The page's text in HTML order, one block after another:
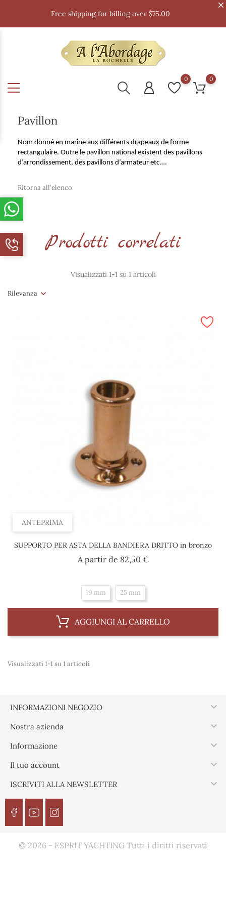
Free shipping for billing over $75.00
0 0
Pavillon
Nom donné en marine aux différents drapeaux de forme
rectangulaire. Outre le pavillon national existent des pavillons
d’arrondissement, des pavillons d’armateur etc.…
Ritorna all'elenco
Prodotti correlati
Rilevanza
Visualizzati 1-1 su 1 articoli
ANTEPRIMA
SUPPORTO PER ASTA DELLA BANDIERA DRITTO in bronzo
A partir de 82,50 €Prezzo
19 mm 25 mm
AGGIUNGI AL CARRELLO
Visualizzati 1-1 su 1 articoli
INFORMAZIONI NEGOZIO 
Nostra azienda 
Informazione 
Il tuo account 
ISCRIVITI ALLA NEWSLETTER 
© 2026 - ESPRIT YACHTING Tutti i diritti riservati